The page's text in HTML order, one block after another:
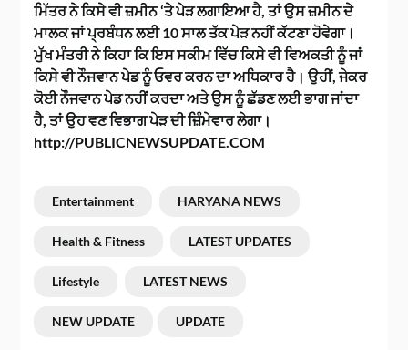
ਮਿੱਤਰ ਨੇ ਕਿਸੇ ਵੀ ਜ਼ਮੀਨ ‘ਤੇ ਪੇੜ ਲਗਾਇਆ ਹੈ, ਤਾਂ ਉਸ ਜ਼ਮੀਨ ਦੇ
ਮਾਲਕ ਜਾਂ ਪ੍ਰਬੰਧਨ ਲਈ 10 ਸਾਲ ਤੱਕ ਪੇੜ ਨਹੀਂ ਕੱਟਣਾ ਹੋਵੇਗਾ।
ਮੁੱਖ ਮੰਤਰੀ ਨੇ ਕਿਹਾ ਕਿ ਇਸ ਸਕੀਮ ਵਿੱਚ ਕਿਸੇ ਵੀ ਵਿਅਕਤੀ ਨੂੰ ਜਾਂ
ਕਿਸੇ ਵੀ ਨੌਜਵਾਨ ਪੇਡ ਨੂੰ ਓਵਰ ਕਰਨ ਦਾ ਅਧਿਕਾਰ ਹੈ। ਉਹੀਂ, ਜੇਕਰ
ਕੋਈ ਨੌਜਵਾਨ ਪੇਡ ਨਹੀਂ ਕਰਦਾ ਅਤੇ ਉਸ ਨੂੰ ਛੱਡਣ ਲਈ ਭਾਗ ਜਾਂਦਾ
ਹੈ, ਤਾਂ ਉਹ ਵਣ ਵਿਭਾਗ ਪੇੜ ਦੀ ਜ਼ਿੰਮੇਵਾਰ ਲੇਗਾ।
http://PUBLICNEWSUPDATE.COM
Entertainment HARYANA NEWS
Health & Fitness LATEST UPDATES
Lifestyle LATEST NEWS
NEW UPDATE UPDATE